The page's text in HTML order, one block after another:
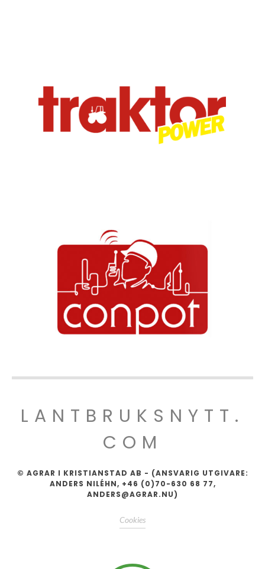
LANTBRUKSNYTT.
COM
© AGRAR I KRISTIANSTAD AB - (ANSVARIG UTGIVARE:
ANDERS NILÉHN, +46 (0)70-630 68 77,
ANDERS@AGRAR.NU)
Cookies